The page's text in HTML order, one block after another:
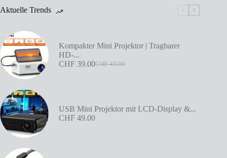
Aktuelle Trends
Kompakter Mini Projektor | Tragbarer
HD-...
CHF45.00
CHF 39.00
USB Mini Projektor mit LCD-Display &...
CHF 49.00